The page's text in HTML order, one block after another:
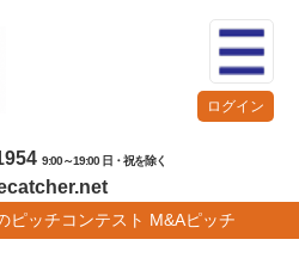
9:00～19:00 日・祝を除く
ピッチコンテスト M&Aピッチ
ログイン